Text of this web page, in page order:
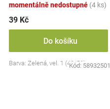
momentálně nedostupné (4 ks)
39 Kč
Do košíku
Barva: Zelená, vel. 1 (48/50)
Kód: 58932501